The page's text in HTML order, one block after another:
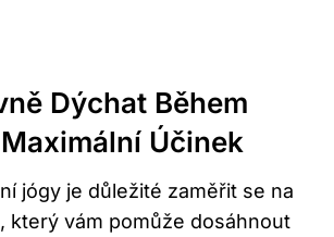
Dýchat Během
Účinek
jógy je důležité zaměřit se na
který vám pomůže dosáhnout